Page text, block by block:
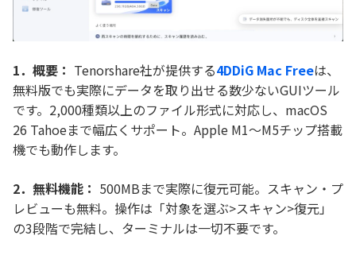
1．概要： Tenorshare社が提供する4DDiG Mac Freeは、
無料版でも実際にデータを取り出せる数少ないGUIツール
です。2,000種類以上のファイル形式に対応し、macOS
26 Tahoeまで幅広くサポート。Apple M1〜M5チップ搭載
機でも動作します。
2．無料機能： 500MBまで実際に復元可能。スキャン・プ
レビューも無料。操作は「対象を選ぶ>スキャン>復元」
の3段階で完結し、ターミナルは一切不要です。